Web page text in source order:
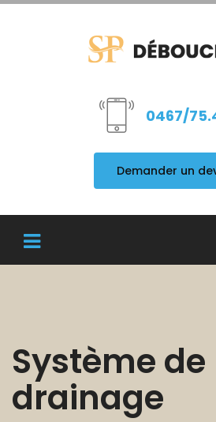
0467/
Demander un
Système de
drainage